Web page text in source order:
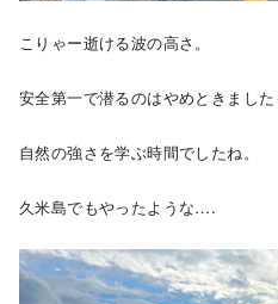
こりゃー逝ける波の高さ。
安全第一で潜るのはやめときました
自然の強さを学ぶ時間でしたね。
久米島でもやったような….